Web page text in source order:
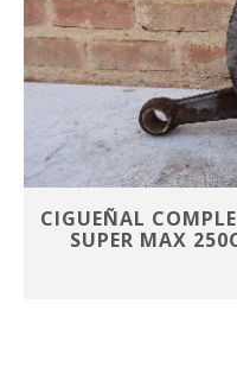
CIGUEÑAL
SUPER MAX